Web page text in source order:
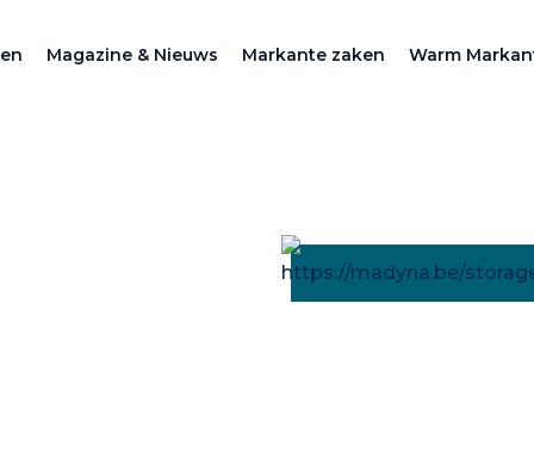
Magazine & Nieuws Markante zaken Warm